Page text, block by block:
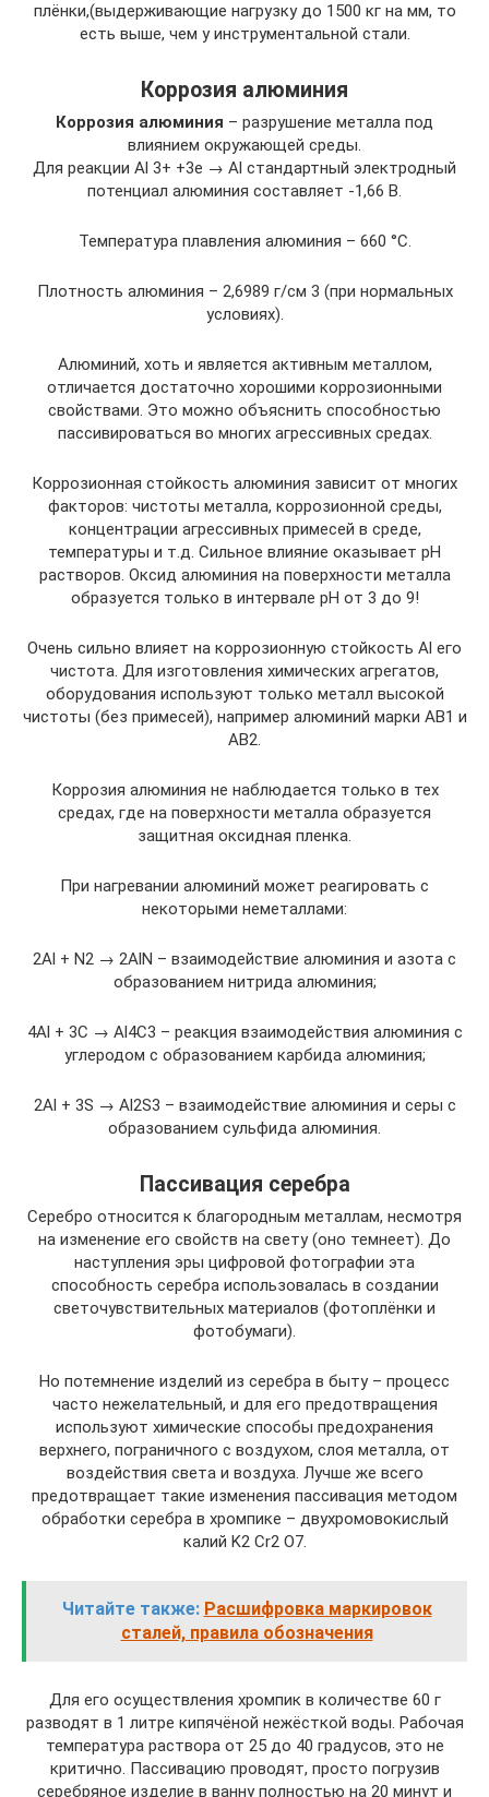
плёнки,(выдерживающие нагрузку до 1500 кг на мм, то
есть выше, чем у инструментальной стали.
Коррозия алюминия
Коррозия алюминия – разрушение металла под
влиянием окружающей среды.
Для реакции Al 3+ +3e → Al стандартный электродный
потенциал алюминия составляет -1,66 В.
Температура плавления алюминия – 660 °C.
Плотность алюминия – 2,6989 г/см 3 (при нормальных
условиях).
Алюминий, хоть и является активным металлом,
отличается достаточно хорошими коррозионными
свойствами. Это можно объяснить способностью
пассивироваться во многих агрессивных средах.
Коррозионная стойкость алюминия зависит от многих
факторов: чистоты металла, коррозионной среды,
концентрации агрессивных примесей в среде,
температуры и т.д. Сильное влияние оказывает рН
растворов. Оксид алюминия на поверхности металла
образуется только в интервале рН от 3 до 9!
Очень сильно влияет на коррозионную стойкость Al его
чистота. Для изготовления химических агрегатов,
оборудования используют только металл высокой
чистоты (без примесей), например алюминий марки АВ1 и
АВ2.
Коррозия алюминия не наблюдается только в тех
средах, где на поверхности металла образуется
защитная оксидная пленка.
При нагревании алюминий может реагировать с
некоторыми неметаллами:
2Al + N2 → 2AlN – взаимодействие алюминия и азота с
образованием нитрида алюминия;
4Al + 3С → Al4С3 – реакция взаимодействия алюминия с
углеродом с образованием карбида алюминия;
2Al + 3S → Al2S3 – взаимодействие алюминия и серы с
образованием сульфида алюминия.
Пассивация серебра
Серебро относится к благородным металлам, несмотря
на изменение его свойств на свету (оно темнеет). До
наступления эры цифровой фотографии эта
способность серебра использовалась в создании
светочувствительных материалов (фотоплёнки и
фотобумаги).
Но потемнение изделий из серебра в быту – процесс
часто нежелательный, и для его предотвращения
используют химические способы предохранения
верхнего, пограничного с воздухом, слоя металла, от
воздействия света и воздуха. Лучше же всего
предотвращает такие изменения пассивация методом
обработки серебра в хромпике – двухромовокислый
калий K2 Cr2 O7.
Читайте также: Расшифровка маркировок
сталей, правила обозначения
Для его осуществления хромпик в количестве 60 г
разводят в 1 литре кипячёной нежёсткой воды. Рабочая
температура раствора от 25 до 40 градусов, это не
критично. Пассивацию проводят, просто погрузив
серебряное изделие в ванну полностью на 20 минут и